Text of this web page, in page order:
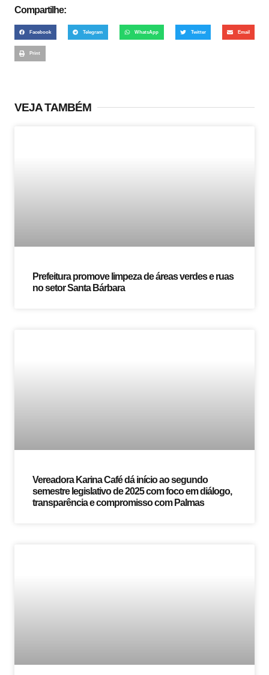
Compartilhe:
Facebook Telegram WhatsApp Twitter Email
Print
VEJA TAMBÉM
Prefeitura promove limpeza de áreas verdes e ruas
no setor Santa Bárbara
Vereadora Karina Café dá início ao segundo
semestre legislativo de 2025 com foco em diálogo,
transparência e compromisso com Palmas